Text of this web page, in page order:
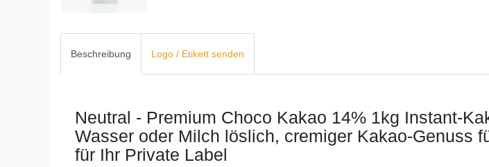
Beschreibung Logo / Etikett senden
Neutral - Premium Choco Kakao 14% 1kg Instant-
Wasser oder Milch löslich, cremiger Kakao-Genuss
für Ihr Private Label